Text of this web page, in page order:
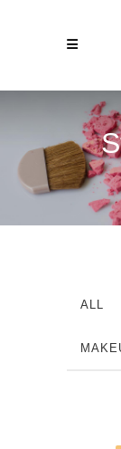
ALL